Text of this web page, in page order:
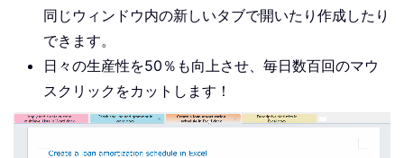
同じウィンドウ内の新しいタブで開いたり作成したり
できます。
日々の生産性を50％も向上させ、毎日数百回のマウ
スクリックをカットします！